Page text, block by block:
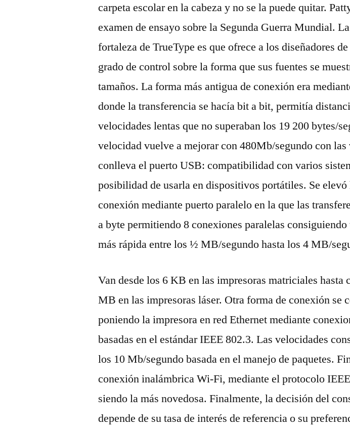
carpeta escolar en la cabeza y no se la puede quitar.
examen de ensayo sobre la Segunda Guerra Mundial.
fortaleza de TrueType es que ofrece a los diseñadores
grado de control sobre la forma que sus fuentes se
tamaños. La forma más antigua de conexión era
donde la transferencia se hacía bit a bit, permitía
velocidades lentas que no superaban los 19 200 bytes/
velocidad vuelve a mejorar con 480Mb/segundo con las
conlleva el puerto USB: compatibilidad con varios
posibilidad de usarla en dispositivos portátiles. Se elevó
conexión mediante puerto paralelo en la que las
a byte permitiendo 8 conexiones paralelas
más rápida entre los ½ MB/segundo hasta los 4 MB/
Van desde los 6 KB en las impresoras matriciales hasta
MB en las impresoras láser. Otra forma de conexión se
poniendo la impresora en red Ethernet mediante
basadas en el estándar IEEE 802.3. Las velocidades
los 10 Mb/segundo basada en el manejo de paquetes.
conexión inalámbrica Wi-Fi, mediante el protocolo
siendo la más novedosa. Finalmente, la decisión del
depende de su tasa de interés de referencia o su